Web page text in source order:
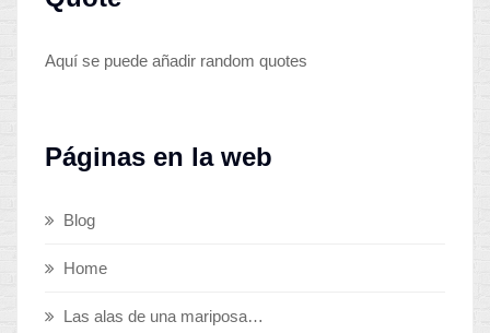
Aquí se puede añadir random quotes
Páginas en la web
Blog
Home
Las alas de una mariposa…